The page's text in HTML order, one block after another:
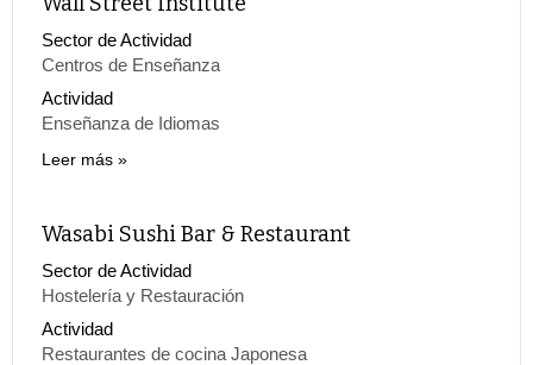
Sector de Actividad
Centros de Enseñanza
Actividad
Enseñanza de Idiomas
Leer más
Wasabi Sushi Bar & Restaurant
Sector de Actividad
Hostelería y Restauración
Actividad
Restaurantes de cocina Japonesa